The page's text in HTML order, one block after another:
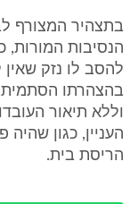
בתצהיר המצורף
הנסיבות המורות,
להסב לו נזק
בהצהרתו
וללא תיאור
העניין, כגון שהיה
הריסת בית.